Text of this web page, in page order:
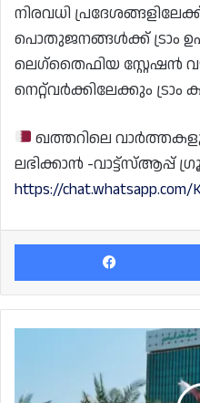
നിരവധി
പൊതുജനങ്ങൾക്ക് ട്രാം
ലെഗ്തൈഫിയ സ്റ്റേഷൻ
നെറ്റ്‌വർക്കിലേക്കും ട്രാം
ഖത്തറിലെ
ലഭിക്കാൻ -വാട്ട്സ്ആപ്പ്
https://chat.whatsapp.com/
അവധി